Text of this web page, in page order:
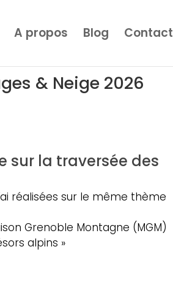
A propos Blog Contact
& Neige 2026
sur la traversée des
réalisées sur le même thème
Grenoble Montagne (MGM)
alpins »